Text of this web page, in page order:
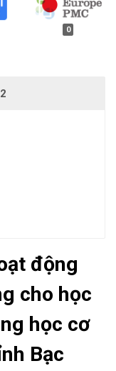
0
động
cho học
học cơ
Bạc